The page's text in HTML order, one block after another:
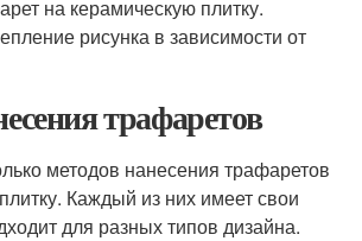
на керамическую плитку.
рисунка в зависимости от
трафаретов
методов нанесения трафаретов
Каждый из них имеет свои
для разных типов дизайна.